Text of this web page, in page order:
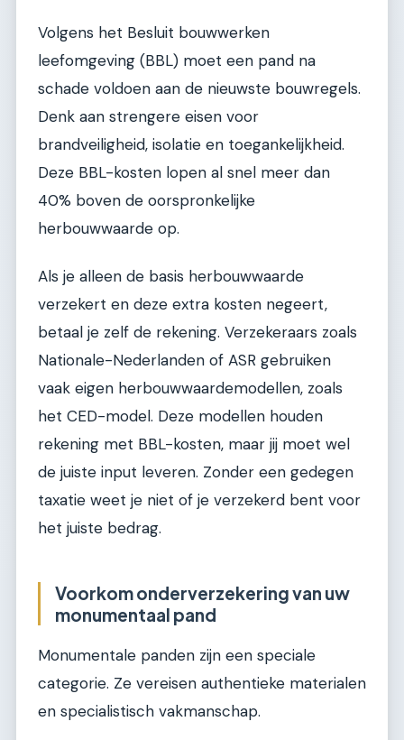
Volgens het Besluit bouwwerken
leefomgeving (BBL) moet een pand na
schade voldoen aan de nieuwste bouwregels.
Denk aan strengere eisen voor
brandveiligheid, isolatie en toegankelijkheid.
Deze BBL-kosten lopen al snel meer dan
40% boven de oorspronkelijke
herbouwwaarde op.
Als je alleen de basis herbouwwaarde
verzekert en deze extra kosten negeert,
betaal je zelf de rekening. Verzekeraars zoals
Nationale-Nederlanden of ASR gebruiken
vaak eigen herbouwwaardemodellen, zoals
het CED-model. Deze modellen houden
rekening met BBL-kosten, maar jij moet wel
de juiste input leveren. Zonder een gedegen
taxatie weet je niet of je verzekerd bent voor
het juiste bedrag.
Voorkom onderverzekering van uw
monumentaal pand
Monumentale panden zijn een speciale
categorie. Ze vereisen authentieke materialen
en specialistisch vakmanschap.